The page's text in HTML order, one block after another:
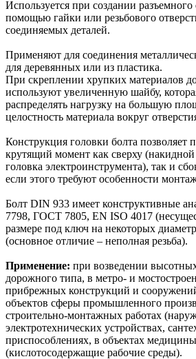
Используется при создании
помощью гайки или резьбового
соединяемых деталей.
Применяют для соединения
для деревянных или из пластика.
При скреплении хрупких материалов
используют увеличенную шайбу,
распределять нагрузку на большую
целостность материала вокруг
Конструкция головки болта позволяет
крутящий момент как сверху
головка электроинструмента), так и
если этого требуют особенности
Болт DIN 933 имеет конструктивные
7798, ГОСТ 7805, EN ISO 4017
размере под ключ на некоторых
(основное отличие – неполная резьба).
Применение: при возведении
дорожного типа, в метро- и
прибрежных конструкций и
объектов сферы промышленного
строительно-монтажных работах
электротехнических устройствах,
приспособлениях, в объектах
(кислотосодержащие рабочие среды).